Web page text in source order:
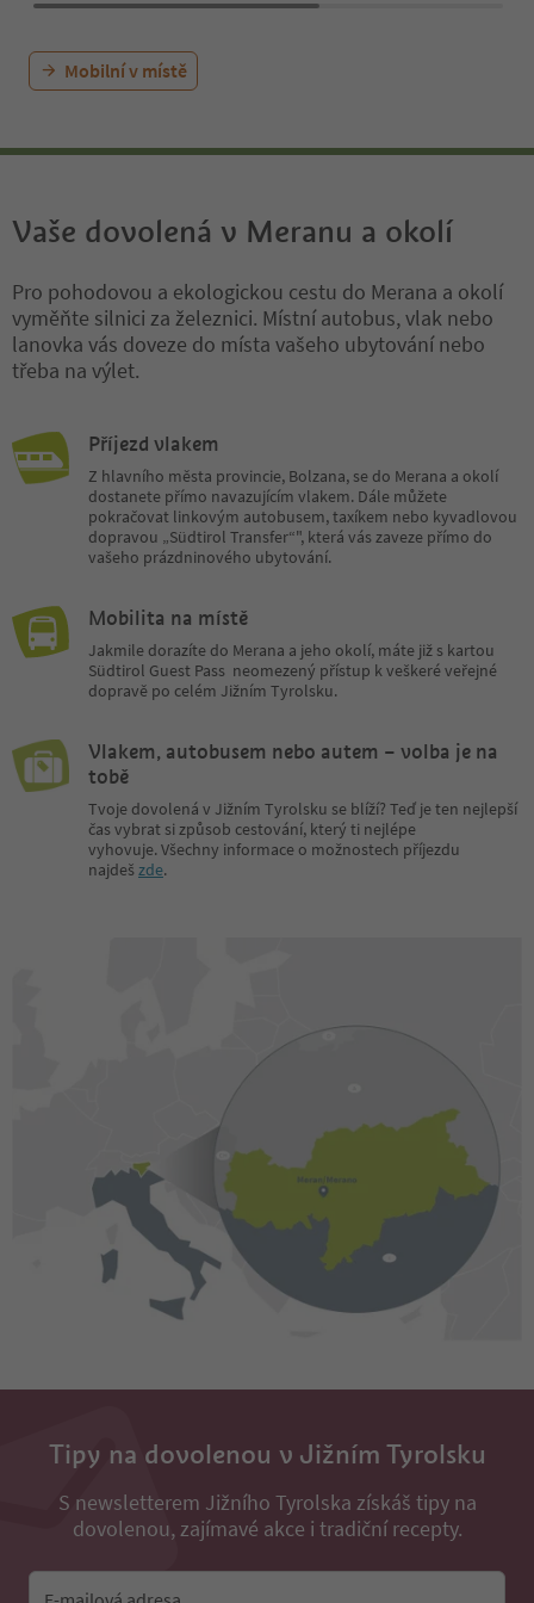
Mobilní v místě
Vaše dovolená v Meranu a okolí
Pro pohodovou a ekologickou cestu do Merana a okolí
vyměňte silnici za železnici. Místní autobus, vlak nebo
lanovka vás doveze do místa vašeho ubytování nebo
třeba na výlet.
Příjezd vlakem
Z hlavního města provincie, Bolzana, se do Merana a okolí
dostanete přímo navazujícím vlakem. Dále můžete
pokračovat linkovým autobusem, taxíkem nebo kyvadlovou
dopravou „Südtirol Transfer“", která vás zaveze přímo do
vašeho prázdninového ubytování.
Mobilita na místě
Jakmile dorazíte do Merana a jeho okolí, máte již s kartou
Südtirol Guest Pass neomezený přístup k veškeré veřejné
dopravě po celém Jižním Tyrolsku.
Vlakem, autobusem nebo autem – volba je na
tobě
Tvoje dovolená v Jižním Tyrolsku se blíží? Teď je ten nejlepší
čas vybrat si způsob cestování, který ti nejlépe
vyhovuje. Všechny informace o možnostech příjezdu
najdeš zde.
Tipy na dovolenou v Jižním Tyrolsku
S newsletterem Jižního Tyrolska získáš tipy na
dovolenou, zajímavé akce i tradiční recepty.